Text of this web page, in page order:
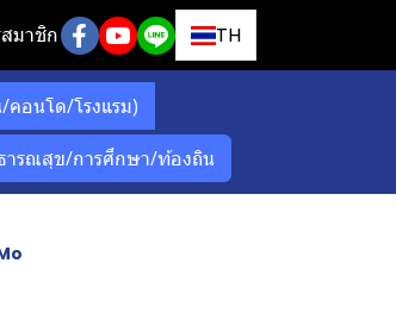
มาชิก TH
คอนโด/โรงแรม)
ารณสุข/การศึกษา/ท้องถิน